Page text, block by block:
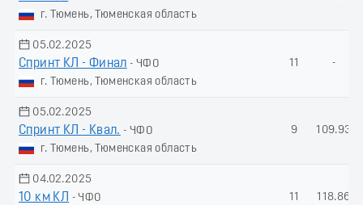
г. Тюмень, Тюменская область
05.02.2025
Спринт КЛ - Финал - ЧФО
г. Тюмень, Тюменская область
11 -
05.02.2025
Спринт КЛ - Квал. - ЧФО
г. Тюмень, Тюменская область
9 109.93
04.02.2025
10 км КЛ
- ЧФО
11 118.86